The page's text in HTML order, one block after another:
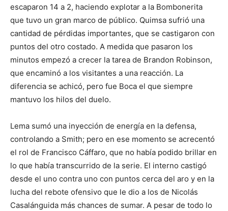
escaparon 14 a 2, haciendo explotar a la Bombonerita
que tuvo un gran marco de público. Quimsa sufrió una
cantidad de pérdidas importantes, que se castigaron con
puntos del otro costado. A medida que pasaron los
minutos empezó a crecer la tarea de Brandon Robinson,
que encaminó a los visitantes a una reacción. La
diferencia se achicó, pero fue Boca el que siempre
mantuvo los hilos del duelo.
Lema sumó una inyección de energía en la defensa,
controlando a Smith; pero en ese momento se acrecentó
el rol de Francisco Cáffaro, que no había podido brillar en
lo que había transcurrido de la serie. El interno castigó
desde el uno contra uno con puntos cerca del aro y en la
lucha del rebote ofensivo que le dio a los de Nicolás
Casalánguida más chances de sumar. A pesar de todo lo